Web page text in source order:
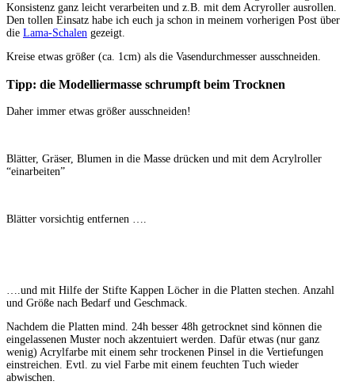
Konsistenz ganz leicht verarbeiten und z.B. mit dem Acryroller ausrollen.
Den tollen Einsatz habe ich euch ja schon in meinem vorherigen Post über
die Lama-Schalen gezeigt.
Kreise etwas größer (ca. 1cm) als die Vasendurchmesser ausschneiden.
Tipp: die Modelliermasse schrumpft beim Trocknen
Daher immer etwas größer ausschneiden!
Blätter, Gräser, Blumen in die Masse drücken und mit dem Acrylroller
“einarbeiten”
Blätter vorsichtig entfernen ….
….und mit Hilfe der Stifte Kappen Löcher in die Platten stechen. Anzahl
und Größe nach Bedarf und Geschmack.
Nachdem die Platten mind. 24h besser 48h getrocknet sind können die
eingelassenen Muster noch akzentuiert werden. Dafür etwas (nur ganz
wenig) Acrylfarbe mit einem sehr trockenen Pinsel in die Vertiefungen
einstreichen. Evtl. zu viel Farbe mit einem feuchten Tuch wieder
abwischen.